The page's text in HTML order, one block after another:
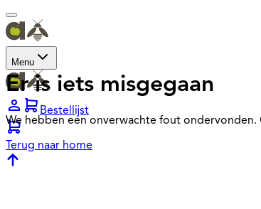
Menu
Bestellijst
Er is iets misgegaan
We hebben een onverwachte fout
Terug naar home